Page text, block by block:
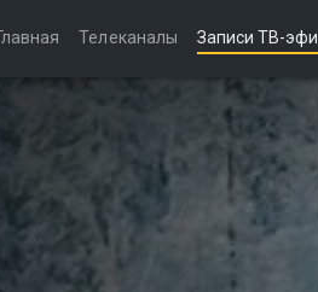
Телеканалы Записи ТВ-